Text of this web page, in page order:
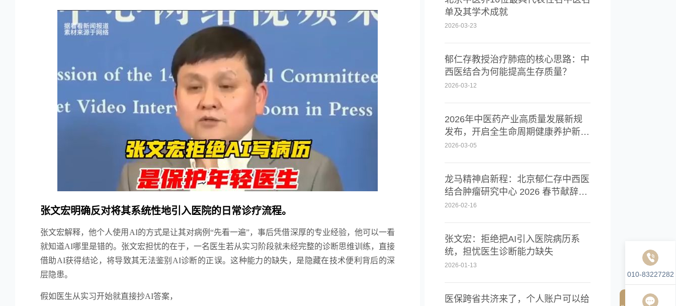
010-83227282
张文宏明确反对将其系统性地引入医院的日常诊疗流程。
张文宏解释，他个人使用AI的方式是让其对病例“先看一遍”，事后凭借深厚的专业经验，他可以一看
就知道AI哪里是错的。张文宏担忧的在于，一名医生若从实习阶段就未经完整的诊断思维训练，直接
借助AI获得结论，将导致其无法鉴别AI诊断的正误。这种能力的缺失，是隐藏在技术便利背后的深
层隐患。
假如医生从实习开始就直接抄AI答案，
单及其学术成就
2026-03-23
郁仁存教授治疗肺癌的核心思路：中
西医结合为何能提高生存质量？
2026-03-12
2026年中医药产业高质量发展新规
发布，开启全生命周期健康养护新时
代
2026-03-05
龙马精神启新程：北京郁仁存中西医
结合肿瘤研究中心 2026 春节献辞与
健康展望
2026-02-16
张文宏：拒绝把AI引入医院病历系
统，担忧医生诊断能力缺失
2026-01-13
医保跨省共济来了，个人账户可以给